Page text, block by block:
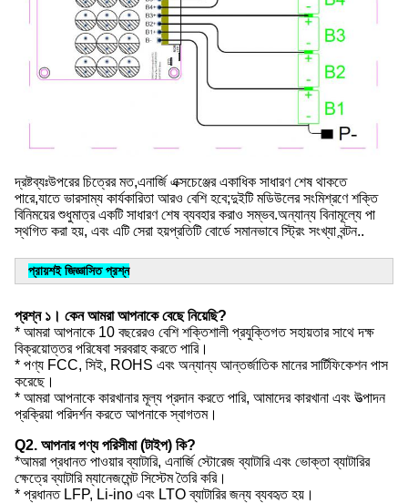
দ্রষ্টব্যঃউপরের চিত্রের মত,এনার্জি এক্সচেঞ্জের একাধিক সাধারণ শেষ থাকতে
পারে,যাতে ভারসাম্য কার্যকারিতা আরও বেশি হবে;দুইটি মডিউলের সংমিশ্রণে শক্তি
বিনিময়ের শুধুমাত্র একটি সাধারণ শেষ ব্যবহার করাও সম্ভব.অন্যান্য বিনামূল্যে পা
স্থগিত করা হয়, এবং এটি সেরা হয়প্রতিটি বোর্ডে সমানভাবে স্ট্রিং সংখ্যা বন্টন..
প্রায়শই জিজ্ঞাসিত প্রশ্ন
প্রশ্ন ১। কেন আমরা আপনাকে বেছে নিয়েছি?
* আমরা আপনাকে 10 বছরেরও বেশি শক্তিশালী প্রযুক্তিগত সহায়তার সাথে দক্ষ
বিক্রয়োত্তর পরিষেবা সরবরাহ করতে পারি।
* পণ্য FCC, সিই, ROHS এবং অন্যান্য আন্তর্জাতিক মানের সার্টিফিকেশন পাস
করেছে।
* আমরা আপনাকে কারখানার মূল্য প্রদান করতে পারি, আমাদের কারখানা এবং উত্পাদন
প্রক্রিয়া পরিদর্শন করতে আপনাকে স্বাগতম।
Q2. আপনার পণ্য পরিসীমা (টাইপ) কি?
*আমরা প্রধানত পাওয়ার ব্যাটারি, এনার্জি স্টোরেজ ব্যাটারি এবং ভোক্তা ব্যাটারির
ক্ষেত্রে ব্যাটারি ম্যানেজমেন্ট সিস্টেম তৈরি করি।
* প্রধানত LFP, Li-ino এবং LTO ব্যাটারির জন্য ব্যবহৃত হয়।